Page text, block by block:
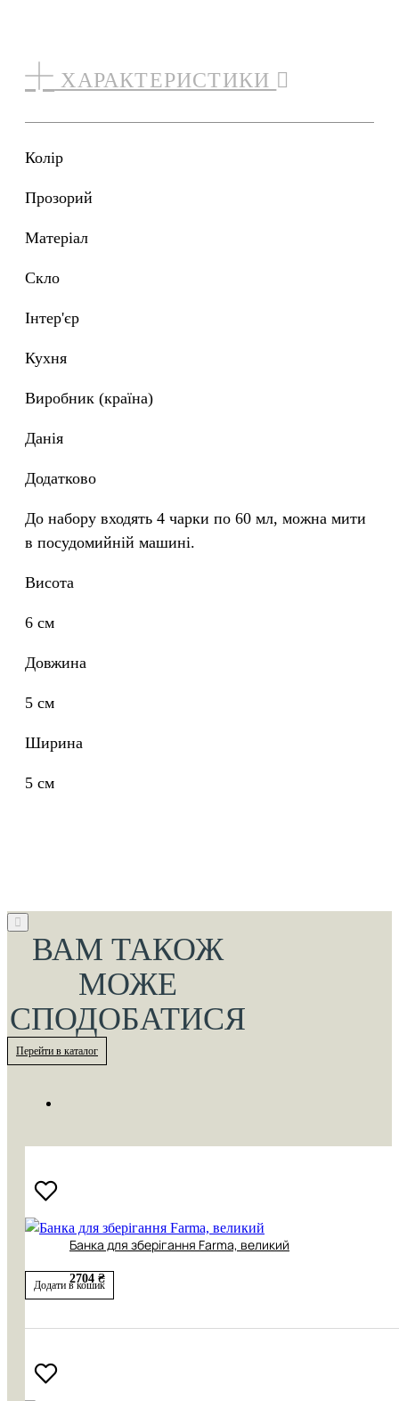
ХАРАКТЕРИСТИКИ
Колір
прозорий
Матеріал
Скло
Інтер'єр
Кухня
Виробник (країна)
Данія
Додатково
До набору входять 4 чарки по 60 мл, можна мити
в посудомийній машині.
Висота
6 см
Довжина
5 см
Ширина
5 см
ВАМ ТАКОЖ
МОЖЕ
СПОДОБАТИСЯ
Перейти в каталог
Банка для зберігання Farma, великий
2704 ₴
Додати в кошик